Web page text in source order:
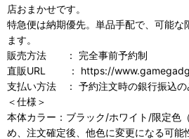
店おまかせです。
特急便は納期優先。単品手配で、可能な
ます。
販売方法 ： 完全事前予約制
直販URL ： https://
支払い方法 ： 予約注文時の銀行振込の
＜仕様＞
本体カラー：ブラック/ホワイト/限定色
め、注文確定後、他色に変更になる可能